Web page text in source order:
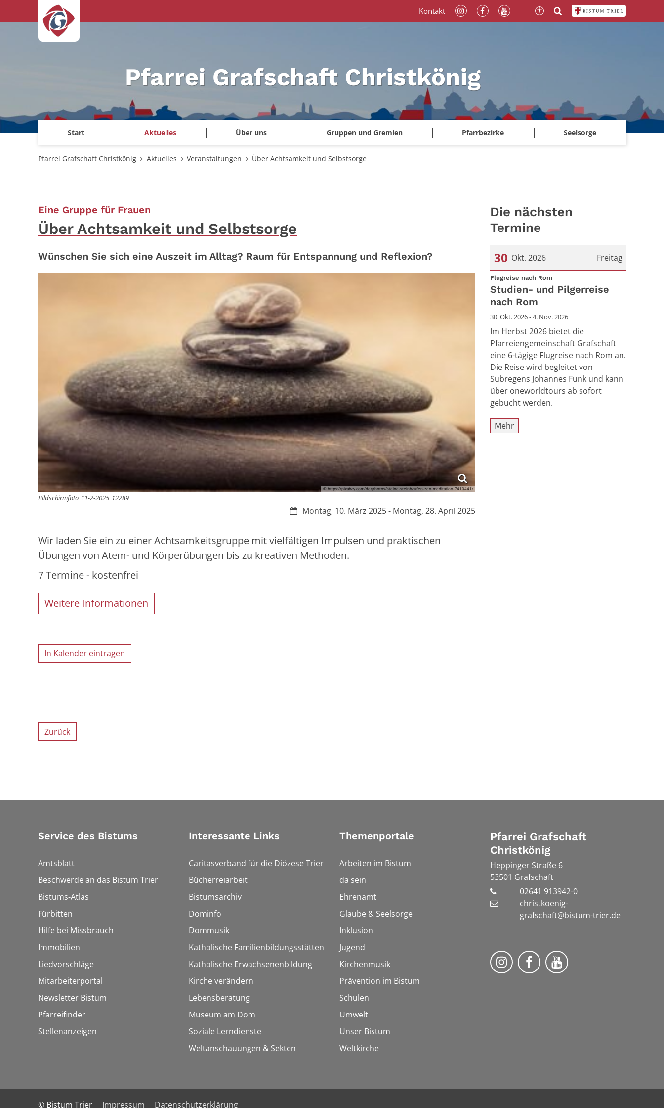
Zum Inhalt springen
Pfarrei Grafschaft Christkönig
Start Aktuelles Über uns Gruppen und Gremien Pfarrbezirke Seelsorge
Kontakt
Pfarrei Grafschaft Christkönig Aktuelles Veranstaltungen Über Achtsamkeit und Selbstsorge
Eine Gruppe für Frauen
Über Achtsamkeit und Selbstsorge
Wünschen Sie sich eine Auszeit im Alltag? Raum für Entspannung und Reflexion?
© https://pixabay.com/de/photos/steine-steinhaufen-zen-meditation-7410441/
Bildschirmfoto_11-2-2025_12289_
Datum:Montag, 10. März 2025 - Montag, 28. April 2025
Wir laden Sie ein zu einer Achtsamkeitsgruppe mit vielfältigen Impulsen und praktischen
Übungen von Atem- und Körperübungen bis zu kreativen Methoden.
7 Termine - kostenfrei
Weitere Informationen
In Kalender eintragen
Die nächsten
Termine
Freitag
30 Okt. 2026
Datum: 30. Oktober 2026
Flugreise nach Rom:
Studien- und Pilgerreise
nach Rom
30. Okt. 2026 - 4. Nov. 2026
Im Herbst 2026 bietet die
Pfarreiengemeinschaft Grafschaft
eine 6-tägige Flugreise nach Rom an.
Die Reise wird begleitet von
Subregens Johannes Funk und kann
über oneworldtours ab sofort
gebucht werden.
Mehr
Zurück
Service des Bistums
Amtsblatt
Beschwerde an das Bistum Trier
Bistums-Atlas
Fürbitten
Hilfe bei Missbrauch
Immobilien
Liedvorschläge
Mitarbeiterportal
Newsletter Bistum
Pfarreifinder
Stellenanzeigen
Interessante Links
Caritasverband für die Diözese Trier
Bücherreiarbeit
Bistumsarchiv
Dominfo
Dommusik
Katholische Familienbildungsstätten
Katholische Erwachsenenbildung
Kirche verändern
Lebensberatung
Museum am Dom
Soziale Lerndienste
Weltanschauungen & Sekten
Themenportale
Arbeiten im Bistum
da sein
Ehrenamt
Glaube & Seelsorge
Inklusion
Jugend
Kirchenmusik
Prävention im Bistum
Schulen
Umwelt
Unser Bistum
Weltkirche
Pfarrei Grafschaft
Christkönig
Heppinger Straße 6
53501 Grafschaft
02641 913942-0
christkoenig-
grafschaft@bistum-trier.de
Pfarreiengemeinschaft
Pfarreiengemeinschaft
© Bistum Trier Impressum Datenschutzerklärung